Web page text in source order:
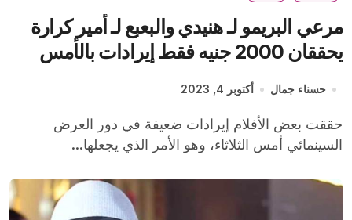
مرعي البريمو لـ هنيدي والبعبع لـ أمير كرارة
يحققان 2000 جنيه فقط إيرادات بالأمس
حسناء جمال أكتوبر 4, 2023
حققت بعض الأفلام إيرادات ضعيفة في دور العرض
السينمائي أمس الثلاثاء، وهو الأمر الذي يجعلها...